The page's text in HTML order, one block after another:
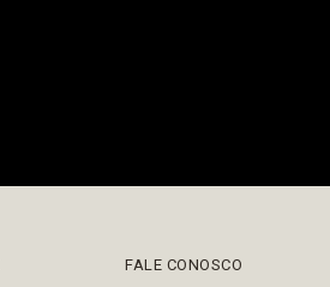
FALE CONOSCO